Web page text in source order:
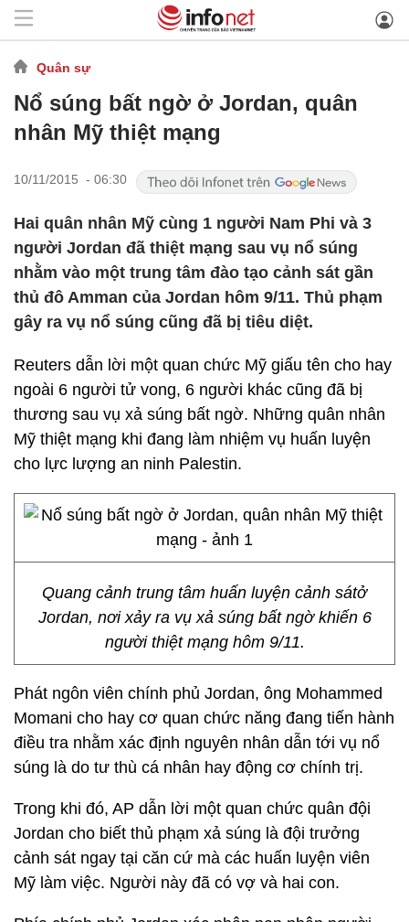
Quân sự
Nổ súng bất ngờ ở Jordan, quân
nhân Mỹ thiệt mạng
10/11/2015 - 06:30
Hai quân nhân Mỹ cùng 1 người Nam Phi và 3
người Jordan đã thiệt mạng sau vụ nổ súng
nhằm vào một trung tâm đào tạo cảnh sát gần
thủ đô Amman của Jordan hôm 9/11. Thủ phạm
gây ra vụ nổ súng cũng đã bị tiêu diệt.
Reuters dẫn lời một quan chức Mỹ giấu tên cho hay
ngoài 6 người tử vong, 6 người khác cũng đã bị
thương sau vụ xả súng bất ngờ. Những quân nhân
Mỹ thiệt mạng khi đang làm nhiệm vụ huấn luyện
cho lực lượng an ninh Palestin.
Quang cảnh trung tâm huấn luyện cảnh sátở
Jordan, nơi xảy ra vụ xả súng bất ngờ khiến 6
người thiệt mạng hôm 9/11.
Phát ngôn viên chính phủ Jordan, ông Mohammed
Momani cho hay cơ quan chức năng đang tiến hành
điều tra nhằm xác định nguyên nhân dẫn tới vụ nổ
súng là do tư thù cá nhân hay động cơ chính trị.
Trong khi đó, AP dẫn lời một quan chức quân đội
Jordan cho biết thủ phạm xả súng là đội trưởng
cảnh sát ngay tại căn cứ mà các huấn luyện viên
Mỹ làm việc. Người này đã có vợ và hai con.